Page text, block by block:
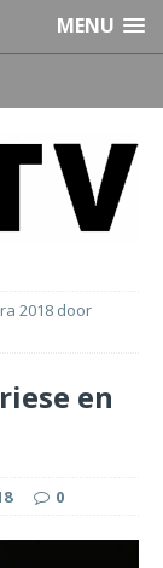
MENU
2018 door
en
0